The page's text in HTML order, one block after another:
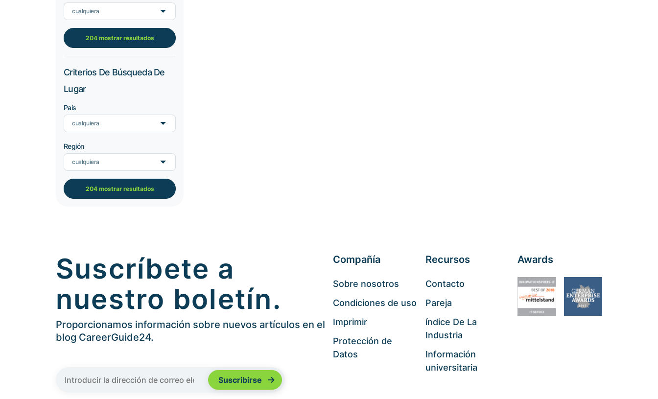
cualquiera
204 mostrar resultados
Criterios De Búsqueda De
Lugar
País
cualquiera
Región
cualquiera
204 mostrar resultados
Suscríbete a
nuestro boletín.
Proporcionamos información sobre nuevos artículos en el
blog CareerGuide24.
Compañía
Sobre nosotros
Condiciones de uso
Imprimir
Protección de
Datos
Recursos
Contacto
Pareja
índice De La
Industria
Información
universitaria
Awards